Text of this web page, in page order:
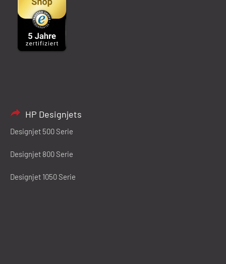
HP Designjets
Designjet 500 Serie
Designjet 800 Serie
Designjet 1050 Serie